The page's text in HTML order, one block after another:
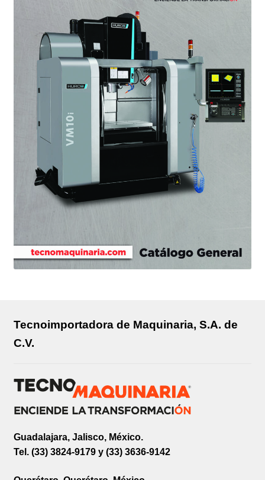
Tecnoimportadora de Maquinaria, S.A. de
C.V.
Guadalajara, Jalisco, México.
Tel. (33) 3824-9179 y (33) 3636-9142